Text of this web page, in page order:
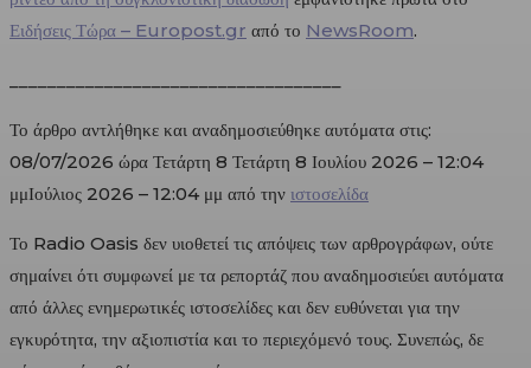
Ειδήσεις Τώρα – Europost.gr από το NewsRoom.
Το άρθρο αντλήθηκε και αναδημοσιεύθηκε αυτόματα στις:
08/07/2026 ώρα Τετάρτη 8 Τετάρτη 8 Ιουλίου 2026 – 12:04
μμΙούλιος 2026 – 12:04 μμ από την ιστοσελίδα
Το Radio Oasis δεν υιοθετεί τις απόψεις των αρθρογράφων, ούτε
σημαίνει ότι συμφωνεί με τα ρεπορτάζ που αναδημοσιεύει αυτόματα
από άλλες ενημερωτικές ιστοσελίδες και δεν ευθύνεται για την
εγκυρότητα, την αξιοπιστία και το περιεχόμενό τους. Συνεπώς, δε